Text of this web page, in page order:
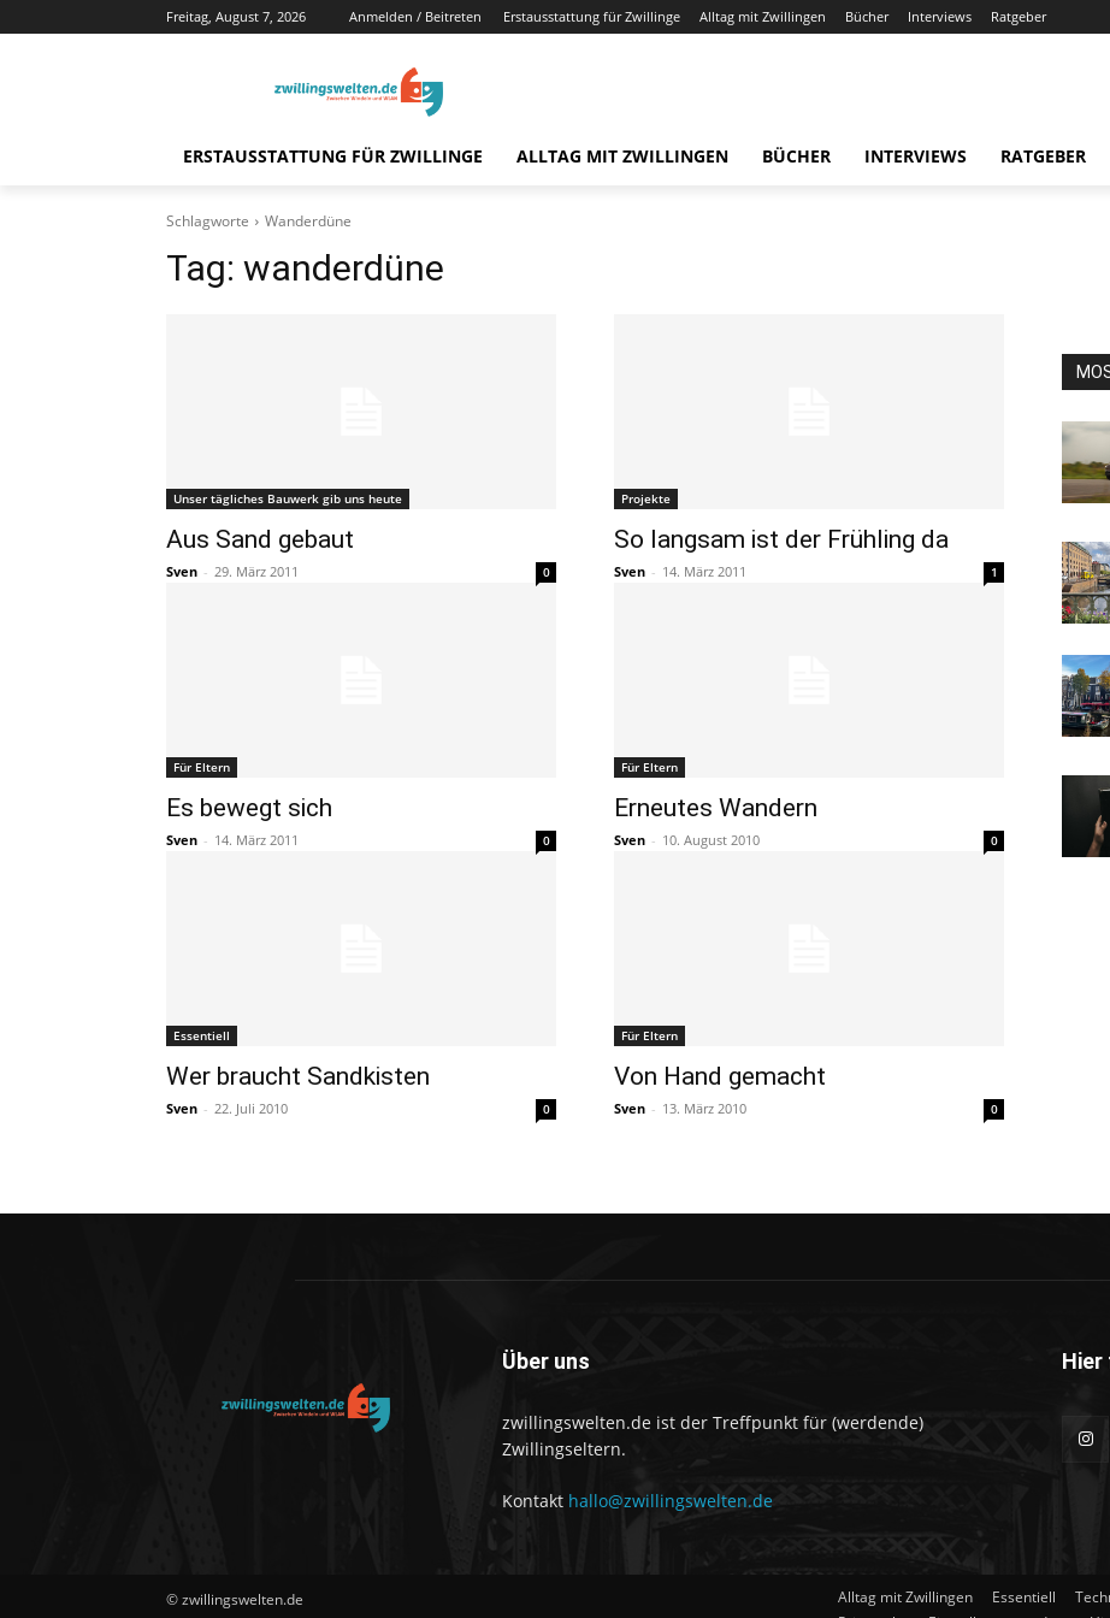
Freitag, August 7, 2026 Anmelden / Beitreten Erstausstattung für Zwillinge Alltag mit Zwillingen Bücher Interviews Ratgeber
ERSTAUSSTATTUNG FÜR ZWILLINGE ALLTAG MIT ZWILLINGEN BÜCHER INTERVIEWS RATGEBER
Schlagworte Wanderdüne
Tag: wanderdüne
Unser tägliches Bauwerk gib uns heute
Aus Sand gebaut
Sven - 29. März 2011 0
Projekte
So langsam ist der Frühling da
Sven - 14. März 2011 1
Für Eltern
Es bewegt sich
Sven - 14. März 2011 0
Für Eltern
Erneutes Wandern
Sven - 10. August 2010 0
Essentiell
Wer braucht Sandkisten
Sven - 22. Juli 2010 0
Für Eltern
Von Hand gemacht
Sven - 13. März 2010 0
Über uns
zwillingswelten.de ist der Treffpunkt für (werdende)
Zwillingseltern.
Kontakt hallo@zwillingswelten.de
Hier
© zwillingswelten.de Alltag mit Zwillingen Essentiell